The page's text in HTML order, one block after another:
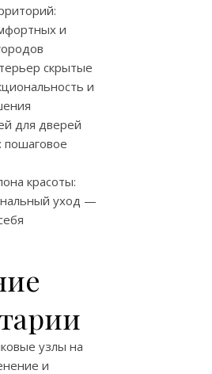
и
скрытые
и
для дверей
пошаговое
красоты:
уход —
узлы на
и